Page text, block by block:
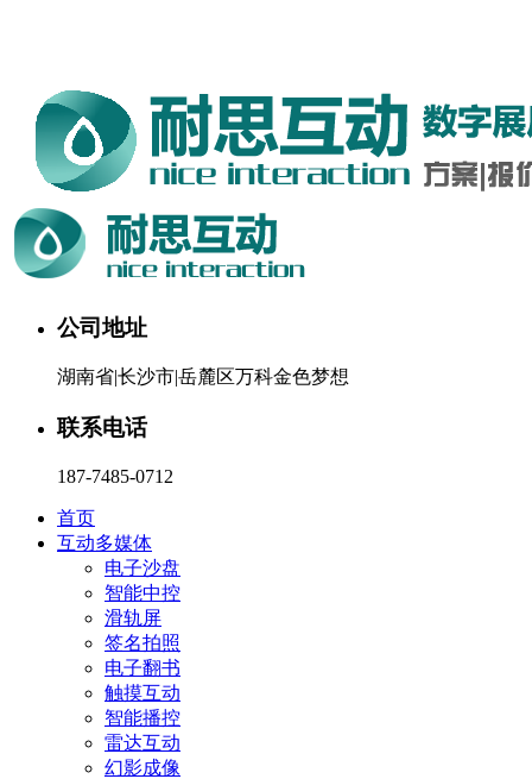
公司地址
湖南省|长沙市|岳麓区万科金色梦想
联系电话
187-7485-0712
首页
互动多媒体
电子沙盘
智能中控
滑轨屏
签名拍照
电子翻书
触摸互动
智能播控
雷达互动
幻影成像